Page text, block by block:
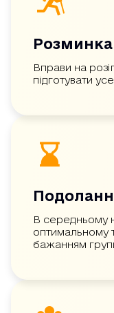
Розминка
Вправи на
підготувати
В середньому
оптимальному
бажанням